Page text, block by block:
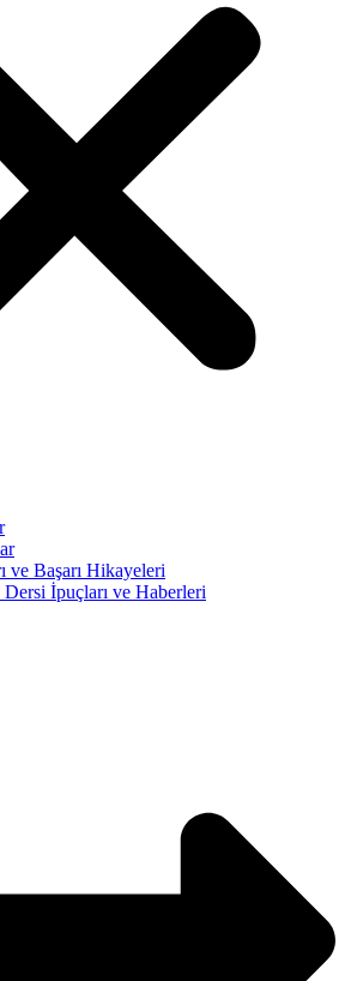
ve Başarı Hikayeleri
İpuçları ve Haberleri